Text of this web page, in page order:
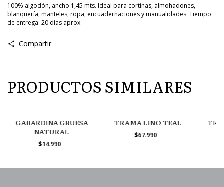
100% algodón, ancho 1,45 mts. Ideal para cortinas, almohadones,
blanquería, manteles, ropa, encuadernaciones y manualidades. Tiempo
de entrega: 20 días aprox.
Compartir
PRODUCTOS SIMILARES
GABARDINA GRUESA
NATURAL
$14.990
TRAMA LINO TEAL
$67.990